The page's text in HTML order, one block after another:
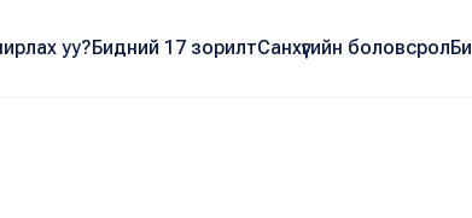
уу?Бидний 17 зорилтСанхүүгийн боловсрол